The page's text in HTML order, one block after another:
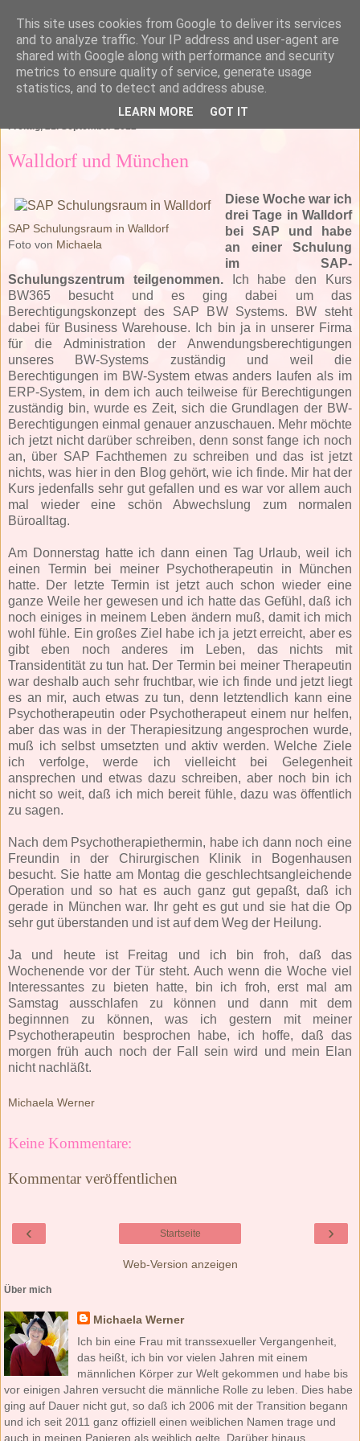
Freitag, 21. September 2012
Walldorf und München
SAP Schulungsraum in Walldorf
Foto von Michaela
Diese Woche war ich
drei Tage in Walldorf
bei SAP und habe
an einer Schulung
im SAP-
Schulungszentrum teilgenommen.
Ich habe den Kurs
BW365 besucht und es ging dabei um das
Berechtigungskonzept des SAP BW Systems. BW steht
dabei für Business Warehouse. Ich bin ja in unserer Firma
für die Administration der Anwendungsberechtigungen
unseres BW-Systems zuständig und weil die
Berechtigungen im BW-System etwas anders laufen als im
ERP-System, in dem ich auch teilweise für Berechtigungen
zuständig bin, wurde es Zeit, sich die Grundlagen der BW-
Berechtigungen einmal genauer anzuschauen. Mehr möchte
ich jetzt nicht darüber schreiben, denn sonst fange ich noch
an, über SAP Fachthemen zu schreiben und das ist jetzt
nichts, was hier in den Blog gehört, wie ich finde. Mir hat der
Kurs jedenfalls sehr gut gefallen und es war vor allem auch
mal wieder eine schön Abwechslung zum normalen
Büroalltag.
Am Donnerstag hatte ich dann einen Tag Urlaub, weil ich
einen Termin bei meiner Psychotherapeutin in München
hatte. Der letzte Termin ist jetzt auch schon wieder eine
ganze Weile her gewesen und ich hatte das Gefühl, daß ich
noch einiges in meinem Leben ändern muß, damit ich mich
wohl fühle. Ein großes Ziel habe ich ja jetzt erreicht, aber es
gibt eben noch anderes im Leben, das nichts mit
Transidentität zu tun hat. Der Termin bei meiner Therapeutin
war deshalb auch sehr fruchtbar, wie ich finde und jetzt liegt
es an mir, auch etwas zu tun, denn letztendlich kann eine
Psychotherapeutin oder Psychotherapeut einem nur helfen,
aber das was in der Therapiesitzung angesprochen wurde,
muß ich selbst umsetzten und aktiv werden. Welche Ziele
ich verfolge, werde ich vielleicht bei Gelegenheit
ansprechen und etwas dazu schreiben, aber noch bin ich
nicht so weit, daß ich mich bereit fühle, dazu was öffentlich
zu sagen.
Nach dem Psychotherapiethermin, habe ich dann noch eine
Freundin in der Chirurgischen Klinik in Bogenhausen
besucht. Sie hatte am Montag die geschlechtsangleichende
Operation und so hat es auch ganz gut gepaßt, daß ich
gerade in München war. Ihr geht es gut und sie hat die Op
sehr gut überstanden und ist auf dem Weg der Heilung.
Ja und heute ist Freitag und ich bin froh, daß das
Wochenende vor der Tür steht. Auch wenn die Woche viel
Interessantes zu bieten hatte, bin ich froh, erst mal am
Samstag ausschlafen zu können und dann mit dem
beginnnen zu können, was ich gestern mit meiner
Psychotherapeutin besprochen habe, ich hoffe, daß das
morgen früh auch noch der Fall sein wird und mein Elan
nicht nachläßt.
Michaela Werner
Keine Kommentare:
Kommentar veröffentlichen
‹ ›
Startseite
Web-Version anzeigen
Über mich
Michaela Werner
Ich bin eine Frau mit transsexueller Vergangenheit,
das heißt, ich bin vor vielen Jahren mit einem
männlichen Körper zur Welt gekommen und habe bis
vor einigen Jahren versucht die männliche Rolle zu leben. Dies habe
ging auf Dauer nicht gut, so daß ich 2006 mit der Transition begann
und ich seit 2011 ganz offiziell einen weiblichen Namen trage und
auch in meinen Papieren als weiblich gelte. Darüber hinaus
This site uses cookies from Google to deliver its services
and to analyze traffic. Your IP address and user-agent are
shared with Google along with performance and security
metrics to ensure quality of service, generate usage
statistics, and to detect and address abuse.
LEARN MORE GOT IT